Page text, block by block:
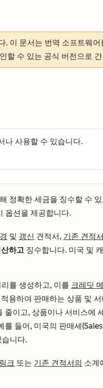
. 이 문서는 번역 소프트웨
할 수 있는 공식 버전으로
나 사용할 수 있습니다.
정확한 세금을 징수할 수
옵션을 제공합니다.
및 갱신 견적서, 기존 견적서
하고 징수합니다. 미국 및
를 생성하고, 이를 크레딧
적용하여 판매하는 상품 및
이고, 상품이나 서비스에
들어, 미국의 판매세
습니다.
크 또는 기존 견적서의 소계